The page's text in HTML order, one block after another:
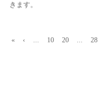
きます。
« ‹ ... 10 20 ... 28